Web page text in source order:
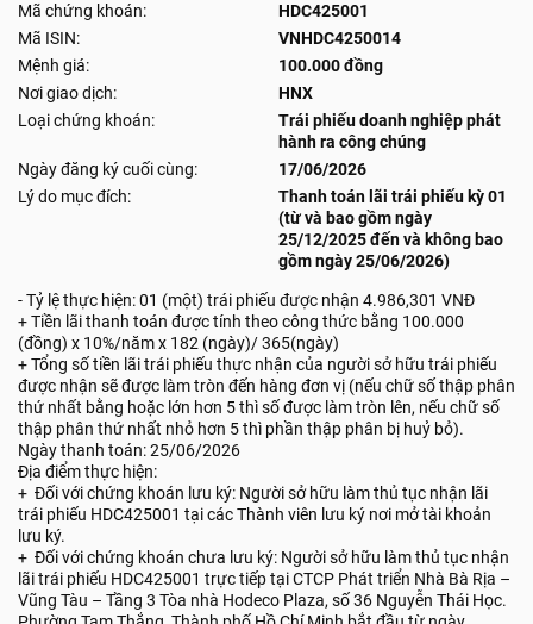
Mã chứng khoán:
HDC425001
Mã ISIN:
VNHDC4250014
Mệnh giá:
100.000 đồng
Nơi giao dịch:
HNX
Loại chứng khoán:
Trái phiếu doanh nghiệp phát
hành ra công chúng
Ngày đăng ký cuối cùng:
17/06/2026
Lý do mục đích:
Thanh toán lãi trái phiếu kỳ 01
(từ và bao gồm ngày
25/12/2025 đến và không bao
gồm ngày 25/06/2026)
- Tỷ lệ thực hiện: 01 (một) trái phiếu được nhận 4.986,301 VNĐ
+ Tiền lãi thanh toán được tính theo công thức bằng 100.000
(đồng) x 10%/năm x 182 (ngày)/ 365(ngày)
+ Tổng số tiền lãi trái phiếu thực nhận của người sở hữu trái phiếu
được nhận sẽ được làm tròn đến hàng đơn vị (nếu chữ số thập phân
thứ nhất bằng hoặc lớn hơn 5 thì số được làm tròn lên, nếu chữ số
thập phân thứ nhất nhỏ hơn 5 thì phần thập phân bị huỷ bỏ).
Ngày thanh toán: 25/06/2026
Địa điểm thực hiện:
+ Đối với chứng khoán lưu ký: Người sở hữu làm thủ tục nhận lãi
trái phiếu HDC425001 tại các Thành viên lưu ký nơi mở tài khoản
lưu ký.
+ Đối với chứng khoán chưa lưu ký: Người sở hữu làm thủ tục nhận
lãi trái phiếu HDC425001 trực tiếp tại CTCP Phát triển Nhà Bà Rịa –
Vũng Tàu – Tầng 3 Tòa nhà Hodeco Plaza, số 36 Nguyễn Thái Học.